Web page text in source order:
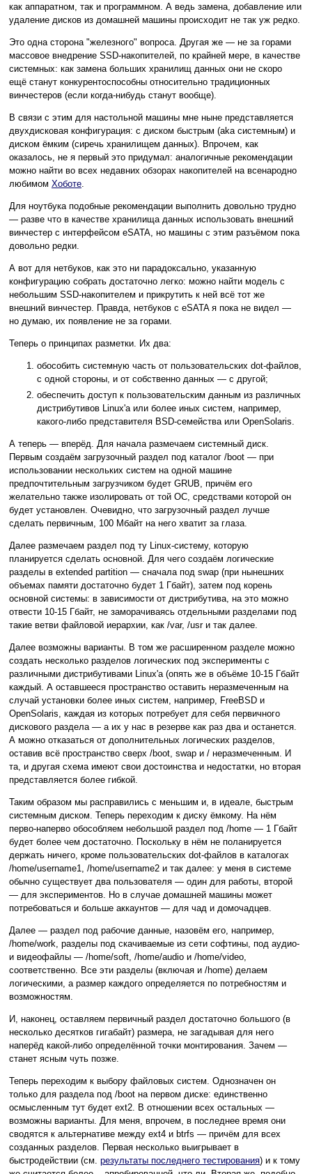
как аппаратном, так и программном. А ведь замена, добавление или
удаление дисков из домашней машины происходит не так уж редко.
Это одна сторона "железного" вопроса. Другая же — не за горами
массовое внедрение SSD-накопителей, по крайней мере, в качестве
системных: как замена больших хранилищ данных они не скоро
ещё станут конкурентоспособны относительно традиционных
винчестеров (если когда-нибудь станут вообще).
В связи с этим для настольной машины мне ныне представляется
двухдисковая конфигурация: с диском быстрым (aka системным) и
диском ёмким (сиречь хранилищем данных). Впрочем, как
оказалось, не я первый это придумал: аналогичные рекомендации
можно найти во всех недавних обзорах накопителей на всенародно
любимом Хоботе.
Для ноутбука подобные рекомендации выполнить довольно трудно
— разве что в качестве хранилища данных использовать внешний
винчестер с интерфейсом eSATA, но машины с этим разъёмом пока
довольно редки.
А вот для нетбуков, как это ни парадоксально, указанную
конфигурацию собрать достаточно легко: можно найти модель с
небольшим SSD-накопителем и прикрутить к ней всё тот же
внешний винчестер. Правда, нетбуков с eSATA я пока не видел —
но думаю, их появление не за горами.
Теперь о принципах разметки. Их два:
обособить системную часть от пользовательских dot-файлов,
с одной стороны, и от собственно данных — с другой;
обеспечить доступ к пользовательским данным из различных
дистрибутивов Linux'а или более иных систем, например,
какого-либо представителя BSD-семейства или OpenSolaris.
А теперь — вперёд. Для начала размечаем системный диск.
Первым создаём загрузочный раздел под каталог /boot — при
использовании нескольких систем на одной машине
предпочтительным загрузчиком будет GRUB, причём его
желательно также изолировать от той ОС, средствами которой он
будет установлен. Очевидно, что загрузочный раздел лучше
сделать первичным, 100 Мбайт на него хватит за глаза.
Далее размечаем раздел под ту Linux-систему, которую
планируется сделать основной. Для чего создаём логические
разделы в extended partition — сначала под swap (при нынешних
объемах памяти достаточно будет 1 Гбайт), затем под корень
основной системы: в зависимости от дистрибутива, на это можно
отвести 10-15 Гбайт, не заморачиваясь отдельными разделами под
такие ветви файловой иерархии, как /var, /usr и так далее.
Далее возможны варианты. В том же расширенном разделе можно
создать несколько разделов логических под эксперименты с
различными дистрибутивами Linux'а (опять же в объёме 10-15 Гбайт
каждый. А оставшееся пространство оставить неразмеченным на
случай установки более иных систем, например, FreeBSD и
OpenSolaris, каждая из которых потребует для себя первичного
дискового раздела — а их у нас в резерве как раз два и останется.
А можно отказаться от дополнительных логических разделов,
оставив всё пространство сверх /boot, swap и / неразмеченным. И
та, и другая схема имеют свои достоинства и недостатки, но вторая
представляется более гибкой.
Таким образом мы расправились с меньшим и, в идеале, быстрым
системным диском. Теперь переходим к диску ёмкому. На нём
перво-наперво обособляем небольшой раздел под /home — 1 Гбайт
будет более чем достаточно. Поскольку в нём не поланируется
держать ничего, кроме пользовательских dot-файлов в каталогах
/home/username1, /home/username2 и так далее: у меня в системе
обычно существует два пользователя — один для работы, второй
— для экспериментов. Но в случае домашней машины может
потребоваться и больше аккаунтов — для чад и домочадцев.
Далее — раздел под рабочие данные, назовём его, например,
/home/work, разделы под скачиваемые из сети софтины, под аудио-
и видеофайлы — /home/soft, /home/audio и /home/video,
соответственно. Все эти разделы (включая и /home) делаем
логическими, а размер каждого определяется по потребностям и
возможностям.
И, наконец, оставляем первичный раздел достаточно большого (в
несколько десятков гигабайт) размера, не загадывая для него
наперёд какой-либо определённой точки монтирования. Зачем —
станет ясным чуть позже.
Теперь переходим к выбору файловых систем. Однозначен он
только для раздела под /boot на первом диске: единственно
осмысленным тут будет ext2. В отношении всех остальных —
возможны варианты. Для меня, впрочем, в последнее время они
сводятся к альтернативе между ext4 и btrfs — причём для всех
созданных разделов. Первая несколько выигрывает в
быстродействии (см. результаты последнего тестирования) и к тому